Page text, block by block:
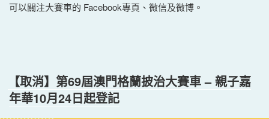
可以關注大賽車的 Facebook專頁、微信及微博。
【取消】第69屆澳門格蘭披治大賽車 – 親子嘉
年華10月24日起登記